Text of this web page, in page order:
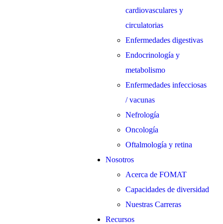
cardiovasculares y
circulatorias
Enfermedades digestivas
Endocrinología y
metabolismo
Enfermedades infecciosas
/ vacunas
Nefrología
Oncología
Oftalmología y retina
Nosotros
Acerca de FOMAT
Capacidades de diversidad
Nuestras Carreras
Recursos